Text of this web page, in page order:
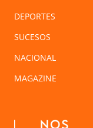
DEPORTES
SUCESOS
NACIONAL
MAGAZINE